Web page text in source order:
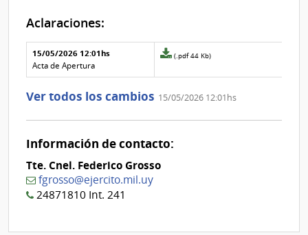
Aclaraciones:
Aclaraciones del llamado
Fecha y
texto de
la
Archivo
de la
15/05/2026 12:01hs
Acta de Apertura
Archivo
de
aclaración
0
(.pdf 44 Kb)
Ver todos los cambios 15/05/2026 12:01hs
Información de contacto:
Tte. Cnel. Federico Grosso
fgrosso@ejercito.mil.uy
24871810 Int. 241